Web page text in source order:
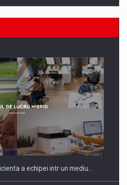
despre performanta echipelor…
a echipei intr un mediu…